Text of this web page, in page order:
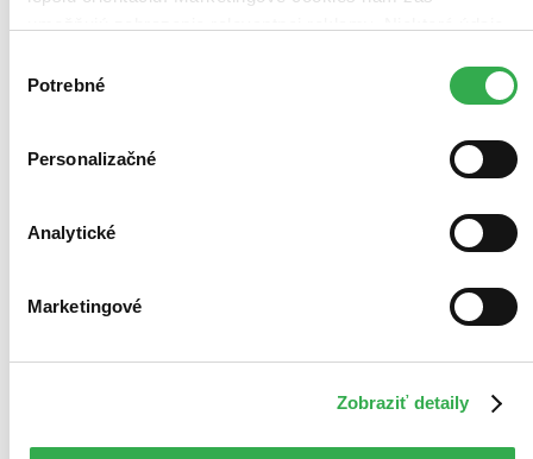
keby sme mohli používať všetky tieto cookies. Ďakujeme!
súhlasu
Potrebné
Personalizačné
Analytické
Marketingové
Zobraziť detaily
Najvyššia zľava
Použité filtre
Zrušiť filtre